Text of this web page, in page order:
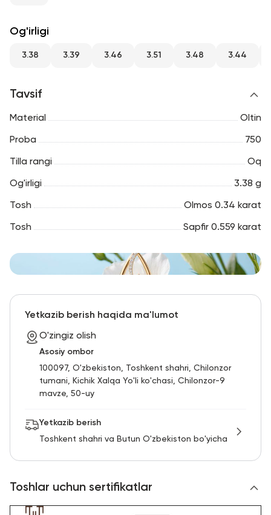
Og'irligi
3.38 3.39 3.46 3.51 3.48 3.44
Tavsif
Material Oltin
Proba 750
Tilla rangi Oq
Og'irligi 3.38 g
Tosh Olmos 0.34 karat
Tosh Sapfir 0.559 karat
Yetkazib berish haqida ma'lumot
O'zingiz olish
Asosiy ombor
100097, O'zbekiston, Toshkent shahri, Chilonzor
tumani, Kichik Xalqa Yo'li ko'chasi, Chilonzor-9
mavze, 50-uy
Yetkazib berish
Toshkent shahri va Butun O'zbekiston bo'yicha
Toshlar uchun sertifikatlar